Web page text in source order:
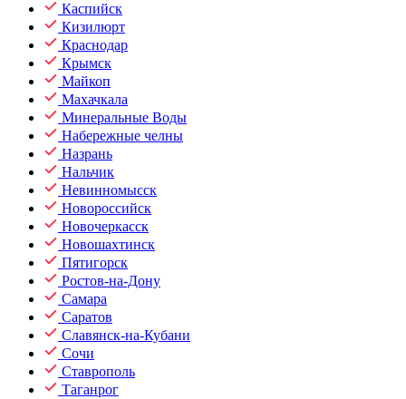
Каспийск
Кизилюрт
Краснодар
Крымск
Майкоп
Махачкала
Минеральные Воды
Набережные челны
Назрань
Нальчик
Невинномысск
Новороссийск
Новочеркасск
Новошахтинск
Пятигорск
Ростов-на-Дону
Самара
Саратов
Славянск-на-Кубани
Сочи
Ставрополь
Таганрог